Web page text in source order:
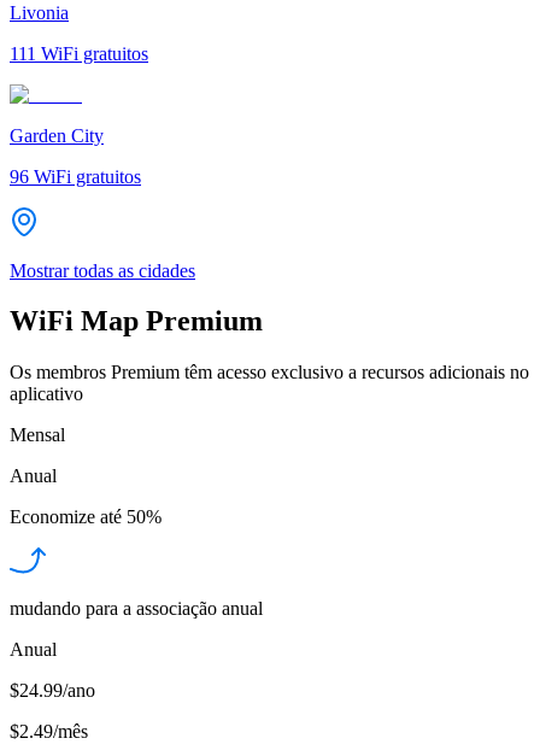
Livonia
111 WiFi gratuitos
Garden City
96 WiFi gratuitos
Mostrar todas as cidades
WiFi Map Premium
Os membros Premium têm acesso exclusivo a recursos adicionais no
aplicativo
Mensal
Anual
Economize até 50%
mudando para a associação anual
Anual
$24.99/ano
$2.49/mês